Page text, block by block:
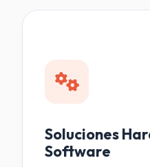
Soluciones
Software